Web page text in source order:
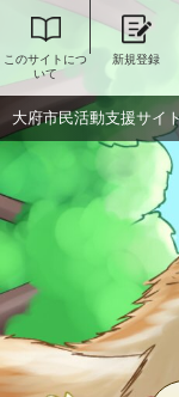
このサイトにつ
いて
新規登録
大府市民活動支援サイ